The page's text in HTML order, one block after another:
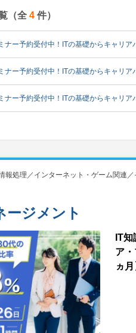
（全 4 件）
ナー予約受付中！ITの基礎からキャリア
ナー予約受付中！ITの基礎からキャリア
ナー予約受付中！ITの基礎からキャリア
報処理／インターネット・ゲーム関連
ージメント
IT
ア
ヵ月